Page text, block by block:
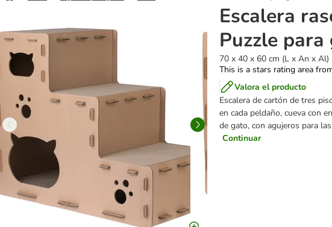
Escalera
Puzzle para
70 x 40 x 60 cm (L x An x Al)
This is a stars rating area
Valora el producto
Escalera de cartón de tres
en cada peldaño, cueva con
de gato, con agujeros para
Continuar